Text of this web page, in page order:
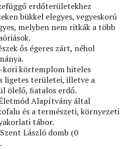
erdőterületekhez
bükkel elegyes, vegyeskorú
melyben nem ritkák a több
ős égeres zárt, néhol
kori körtemplom hiteles
ligetes területei, illetve a
ölelő, ﬁatalos erdő.
Alapítvány által
és a természeti, környezeti
tábor.
László domb (0